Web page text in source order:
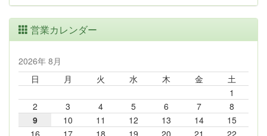
営業カレンダー
2026年 8月
日
月 火 水 木 金
土
1
2
3 4 5 6 7
8
9
10 11 12 13 14
15
16
17 18 19 20 21 22